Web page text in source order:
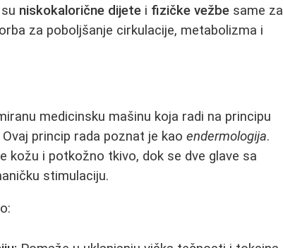
niskokalorične dijete i fizičke vežbe same za
za poboljšanje cirkulacije, metabolizma i
medicinsku mašinu koja radi na principu
Ovaj princip rada poznat je kaoendermologija.
kožu i potkožno tkivo, dok se dve glave sa
stimulaciju.